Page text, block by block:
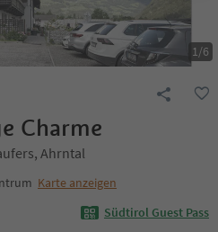
1/6
Charme
Ahrntal
Karte anzeigen
Südtirol Guest Pass